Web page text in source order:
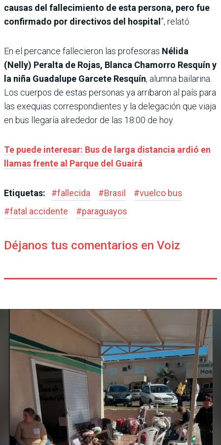
causas del fallecimiento de esta persona, pero fue
confirmado por directivos del hospital ”, relató.
En el percance fallecieron las profesoras Nélida
(Nelly) Peralta de Rojas, Blanca Chamorro Resquín y
la niña Guadalupe Garcete Resquín, alumna bailarina.
Los cuerpos de estas personas ya arribaron al país para
las exequias correspondientes y la delegación que viaja
en bus llegaría alrededor de las 18:00 de hoy.
Te puede interesar: Bus de larga distancia ardió en
llamas frente al Parque del Guairá
Etiquetas: #fallecida #Brasil #vuelco bus
#fatal accidente #paraguayos
Déjanos tus comentarios en Voiz